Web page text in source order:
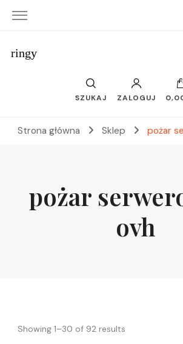
ringy
SZUKAJ ZALOGUJ
Strona główna Sklep pożar
pożar
ovh
Showing 1–30 of 92 results